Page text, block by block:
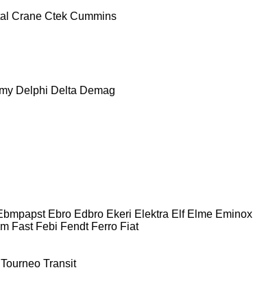
Crane Ctek Cummins
Delphi Delta Demag
Ebro Edbro Ekeri Elektra Elf Elme Eminox
Fast Febi Fendt Ferro Fiat
Tourneo Transit